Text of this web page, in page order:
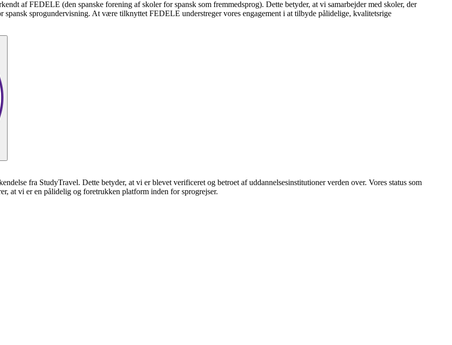
af FEDELE (den spanske forening af skoler for spansk som fremmedsprog). Dette betyder, at vi samarbejder med skoler, der
spansk sprogundervisning. At være tilknyttet FEDELE understreger vores engagement i at tilbyde pålidelige, kvalitetsrige
fra StudyTravel. Dette betyder, at vi er blevet verificeret og betroet af uddannelsesinstitutioner verden over. Vores status som
at vi er en pålidelig og foretrukken platform inden for sprogrejser.